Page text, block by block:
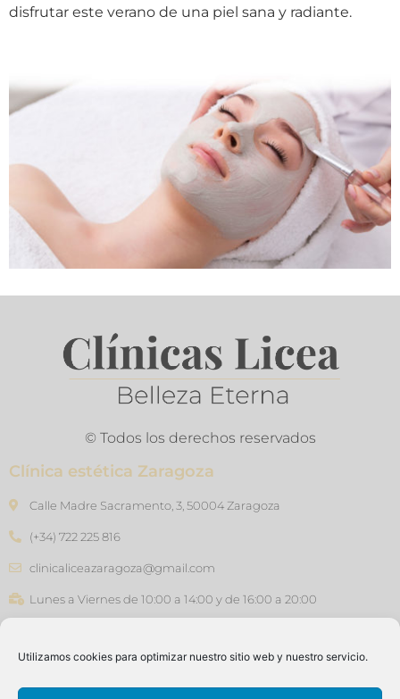
Utilizamos cookies para optimizar nuestro sitio web y nuestro servicio.
disfrutar este verano de una piel sana y radiante.
© Todos los derechos reservados
Clínica estética Zaragoza
Calle Madre Sacramento, 3, 50004 Zaragoza
(+34) 722 225 816
clinicaliceazaragoza@gmail.com
Lunes a Viernes de 10:00 a 14:00 y de 16:00 a 20:00
Carrer de Joan Güell, 45, 08028 - Barcelona